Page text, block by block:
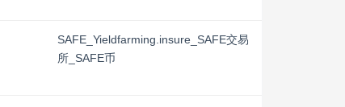
SAFE_Yieldfarming.insure_SAFE交易
所_SAFE币